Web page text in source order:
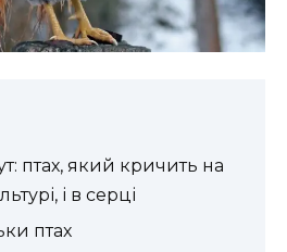
птах, який кричить на
і в серці
птах